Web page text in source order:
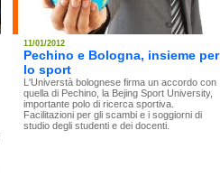
11/01/2012
Pechino e Bologna, insieme per
lo sport
L'Universtà bolognese firma un accordo con
quella di Pechino, la Bejing Sport University,
importante polo di ricerca sportiva.
Facilitazioni per gli scambi e i soggiorni di
studio degli studenti e dei docenti.